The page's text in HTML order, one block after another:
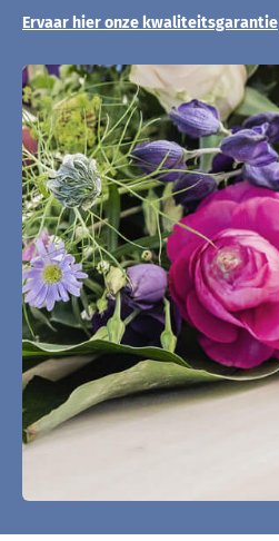
Ervaar hier onze kwaliteitsgarantie